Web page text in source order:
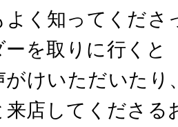
よく知ってくださ
ーを取りに行くと
がけいただいたり
来店してくださる